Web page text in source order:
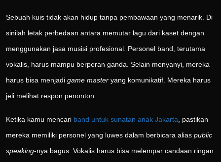
Sebuah kuis tidak akan hidup tanpa pembawaan yang menarik. Di
sinilah letak perbedaan antara memutar lagu dari kaset dengan
menggunakan jasa musisi profesional. Personel band, terutama
vokalis, harus mampu berperan ganda. Selain menyanyi, mereka
harus bisa menjadi game master yang komunikatif. Mereka harus
jeli melihat respon penonton.
Ketika kamu mencari band untuk sunatan anak Jakarta , pastikan
mereka memiliki personel yang luwes dalam berbicara alias public
speaking-nya bagus. Vokalis harus bisa melempar candaan ringan